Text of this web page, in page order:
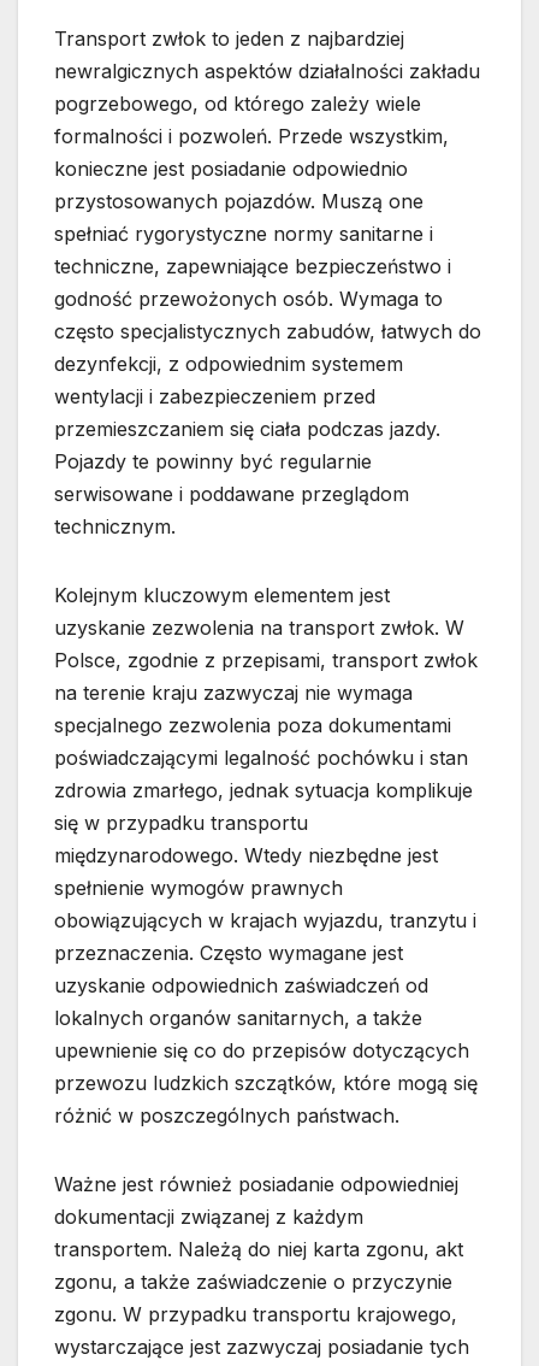
Transport zwłok to jeden z najbardziej
newralgicznych aspektów działalności zakładu
pogrzebowego, od którego zależy wiele
formalności i pozwoleń. Przede wszystkim,
konieczne jest posiadanie odpowiednio
przystosowanych pojazdów. Muszą one
spełniać rygorystyczne normy sanitarne i
techniczne, zapewniające bezpieczeństwo i
godność przewożonych osób. Wymaga to
często specjalistycznych zabudów, łatwych do
dezynfekcji, z odpowiednim systemem
wentylacji i zabezpieczeniem przed
przemieszczaniem się ciała podczas jazdy.
Pojazdy te powinny być regularnie
serwisowane i poddawane przeglądom
technicznym.
Kolejnym kluczowym elementem jest
uzyskanie zezwolenia na transport zwłok. W
Polsce, zgodnie z przepisami, transport zwłok
na terenie kraju zazwyczaj nie wymaga
specjalnego zezwolenia poza dokumentami
poświadczającymi legalność pochówku i stan
zdrowia zmarłego, jednak sytuacja komplikuje
się w przypadku transportu
międzynarodowego. Wtedy niezbędne jest
spełnienie wymogów prawnych
obowiązujących w krajach wyjazdu, tranzytu i
przeznaczenia. Często wymagane jest
uzyskanie odpowiednich zaświadczeń od
lokalnych organów sanitarnych, a także
upewnienie się co do przepisów dotyczących
przewozu ludzkich szczątków, które mogą się
różnić w poszczególnych państwach.
Ważne jest również posiadanie odpowiedniej
dokumentacji związanej z każdym
transportem. Należą do niej karta zgonu, akt
zgonu, a także zaświadczenie o przyczynie
zgonu. W przypadku transportu krajowego,
wystarczające jest zazwyczaj posiadanie tych